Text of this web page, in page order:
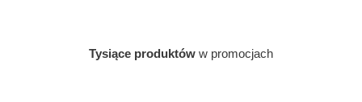
Tysiące produktów w promocjach